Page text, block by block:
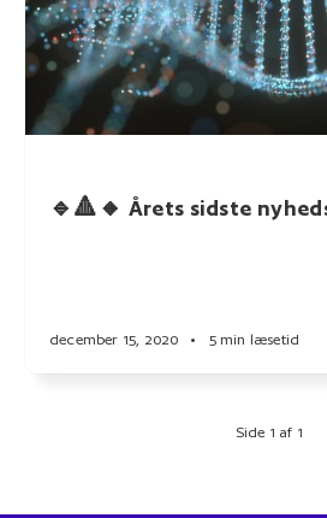
🔹🔺🔸 Årets sidste
december 15, 2020 • 5 min læsetid
Side 1 af 1